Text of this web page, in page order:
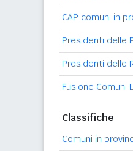
CAP comuni in
Presidenti delle
Presidenti delle
Fusione Comuni
Classifiche
Comuni in